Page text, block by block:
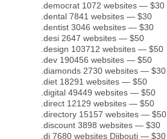
.democrat 1072 websites — $30
.dental 7841 websites — $30
.dentist 3046 websites — $30
.desi 2647 websites — $50
.design 103712 websites — $50
.dev 190456 websites — $50
.diamonds 2730 websites — $30
.diet 18291 websites — $50
.digital 49449 websites — $50
.direct 12129 websites — $50
.directory 15157 websites — $50
.discount 3898 websites — $30
.dj 7680 websites Djibouti — $30